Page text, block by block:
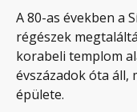
A 80-as években a
régészek
korabeli templom
évszázadok óta áll,
épülete.